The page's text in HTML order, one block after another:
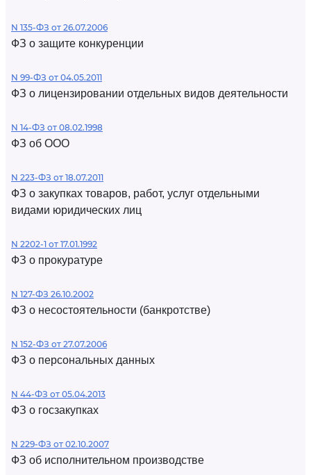
N 135-ФЗ от 26.07.2006
ФЗ о защите конкуренции
N 99-ФЗ от 04.05.2011
ФЗ о лицензировании отдельных видов деятельности
N 14-ФЗ от 08.02.1998
ФЗ об ООО
N 223-ФЗ от 18.07.2011
ФЗ о закупках товаров, работ, услуг отдельными
видами юридических лиц
N 2202-1 от 17.01.1992
ФЗ о прокуратуре
N 127-ФЗ 26.10.2002
ФЗ о несостоятельности (банкротстве)
N 152-ФЗ от 27.07.2006
ФЗ о персональных данных
N 44-ФЗ от 05.04.2013
ФЗ о госзакупках
N 229-ФЗ от 02.10.2007
ФЗ об исполнительном производстве